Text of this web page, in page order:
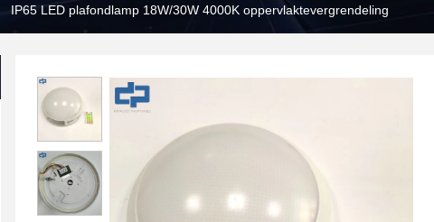
IP65 LED plafondlamp 18W/30W 4000K oppervlaktevergrendeling